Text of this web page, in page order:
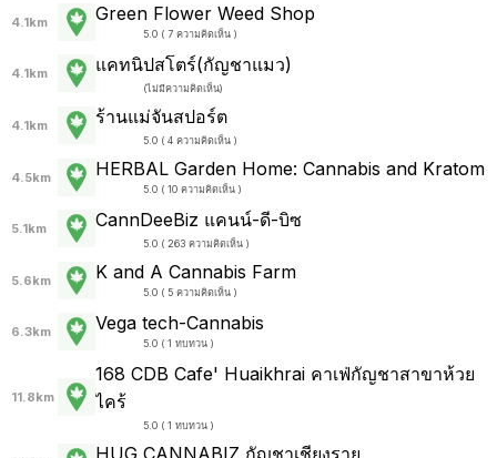
4.1km Green Flower Weed Shop
5.0 ( 7 ความคิดเห็น )
4.1km แคทนิปสโตร์(กัญชาแมว)
(ไม่มีความคิดเห็น)
4.1km ร้านแม่จันสปอร์ต
5.0 ( 4 ความคิดเห็น )
4.5km HERBAL Garden Home: Cannabis and Kratom
5.0 ( 10 ความคิดเห็น )
5.1km CannDeeBiz แคนน์-ดี-บิซ
5.0 ( 263 ความคิดเห็น )
5.6km K and A Cannabis Farm
5.0 ( 5 ความคิดเห็น )
6.3km Vega tech-Cannabis
5.0 ( 1 ทบทวน )
11.8km
168 CDB Cafe' Huaikhrai คาเฟ่กัญชาสาขาห้วย
ไคร้
5.0 ( 1 ทบทวน )
HUG CANNABIZ กัญชาเชียงราย